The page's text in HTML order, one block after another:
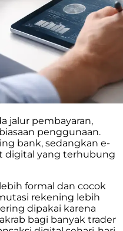
jalur pembayaran,
penggunaan.
bank, sedangkan e-
digital yang terhubung
formal dan cocok
rekening lebih
dipakai karena
bagi banyak trader